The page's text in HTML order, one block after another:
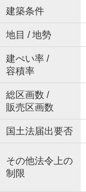
建築条件
地目 / 地勢
建ぺい率 /
容積率
総区画数 /
販売区画数
国土法届出要否
その他法令上の
制限